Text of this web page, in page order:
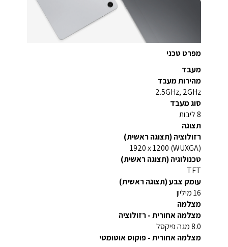
מפרט טכני
מעבד
מהירות מעבד
2.5GHz, 2GHz
סוג מעבד
8 ליבות
תצוגה
רזולוציה (תצוגה ראשית)
(WUXGA) 1920 x 1200
טכנולוגיה (תצוגה ראשית)
TFT
עומק צבע (תצוגה ראשית)
16 מיליון
מצלמה
מצלמה אחורית - רזולוציה
8.0 מגה פיקסל
מצלמה אחורית - פוקוס אוטומטי